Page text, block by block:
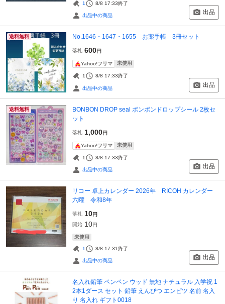
1 8/8 17:33終了
出品中の商品 出品
送料無料 No.1646・1647・1655 お薬手帳 3冊セット
落札 600円
Yahoo!フリマ 未使用
1 8/8 17:33終了
出品中の商品 出品
送料無料
BONBON DROP seal ボンボンドロップシール 2枚セ
ット
落札 1,000円
Yahoo!フリマ 未使用
1 8/8 17:33終了
出品中の商品 出品
リコー 卓上カレンダー 2026年 RICOH カレンダー
六曜 令和8年
落札 10円
開始 10円
未使用
1 8/8 17:31終了
出品中の商品 出品
名入れ鉛筆 ペンペン ウッド 無地 ナチュラル 入学祝 1
2本1ダース セット 鉛筆 えんぴつ エンピツ 名前 名入
り 名入れ ギフト0018